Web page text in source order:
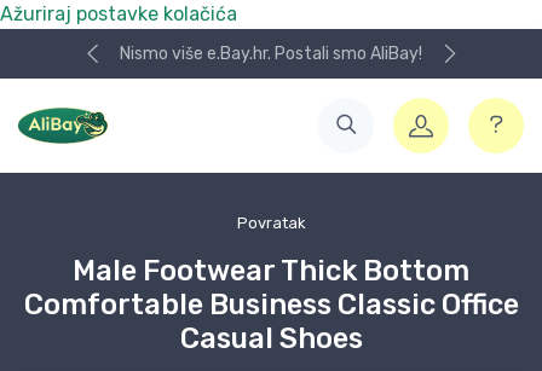
Ažuriraj postavke kolačića
Nismo više e.Bay.hr. Postali smo AliBay!
Povratak
Male Footwear Thick Bottom
Comfortable Business Classic Office
Casual Shoes